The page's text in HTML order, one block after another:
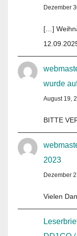
Dezember
[…]
wurde
August 19,
BITTE
2023
Dezember
Vielen